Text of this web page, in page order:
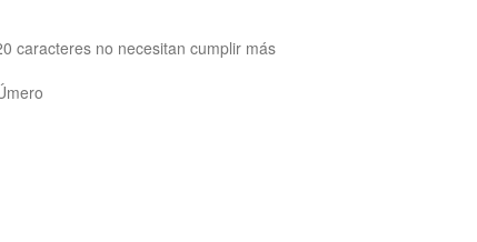
caracteres no necesitan cumplir más